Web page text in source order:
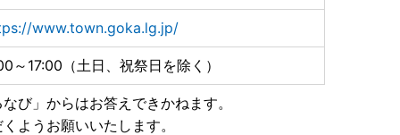
www.town.goka.lg.jp/
～17:00（土日、祝祭日を除く）
び」からはお答えできかねます。
ようお願いいたします。